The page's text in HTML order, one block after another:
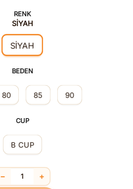
RENK
SİYAH
SİYAH
BEDEN
80 85 90
CUP
B CUP
Balenli Destekli Dolgulu Askısız
− +